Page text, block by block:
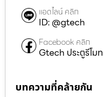
แอดไลน์ คลิก
ID: @gtech
Facebook คลิก
Gtech ประตูรีโมท
บทความที่คล้ายกัน